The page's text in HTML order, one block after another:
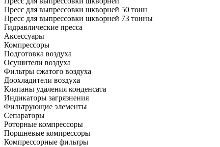
Пресс для выпрессовки шкворней 50 тонн
Пресс для выпрессовки шкворней 73 тонны
Гидравлические пресса
Аксессуары
Компрессоры
Подготовка воздуха
Осушители воздуха
Фильтры сжатого воздуха
Доохладители воздуха
Клапаны удаления конденсата
Индикаторы загрязнения
Фильтрующие элементы
Сепараторы
Роторные компрессоры
Поршневые компрессоры
Компрессорные фильтры